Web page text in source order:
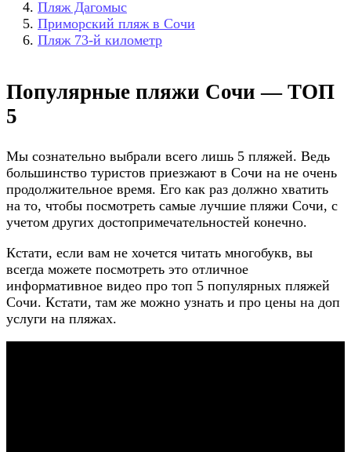
Пляж Дагомыс
Приморский пляж в Сочи
Пляж 73-й километр
Популярные пляжи Сочи — ТОП
5
Мы сознательно выбрали всего лишь 5 пляжей. Ведь
большинство туристов приезжают в Сочи на не очень
продолжительное время. Его как раз должно хватить
на то, чтобы посмотреть самые лучшие пляжи Сочи, с
учетом других достопримечательностей конечно.
Кстати, если вам не хочется читать многобукв, вы
всегда можете посмотреть это отличное
информативное видео про топ 5 популярных пляжей
Сочи. Кстати, там же можно узнать и про цены на доп
услуги на пляжах.